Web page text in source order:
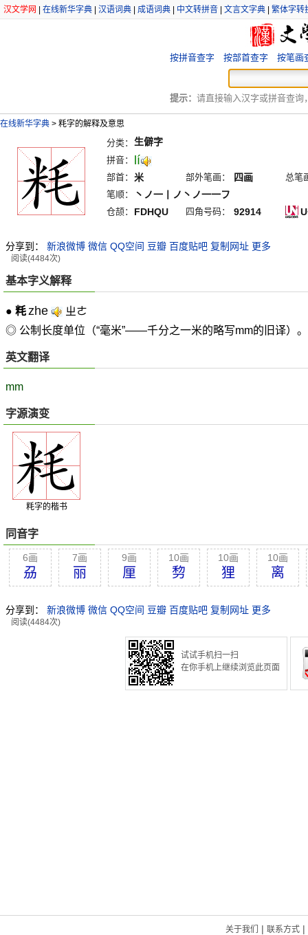
汉文学网 在线新华字典 汉语词典 成语词典 中文转拼音 文言文字典 繁体字转
按拼音查字 按部首查字 按笔画
提示： 请直接输入汉字或拼音查询
在线新华字典 > 粍字的解释及意思
分类： 生僻字
拼音： lí
部首： 米 部外笔画： 四画
总笔
笔顺：
丶ノ一丨ノ丶ノ一一フ
仓颉： FDHQU 四角号码： 92914
分享到： 新浪微博 微信 QQ空间 豆瓣 百度贴吧 复制网址 更多
阅读(4484次)
基本字义解释
● 粍zhe
ㄓㄜ
◎ 公制长度单位（“毫米”――千分之一米的略写mm的旧译）。
英文翻译
mm
字源演变
粍字的楷书
同音字
6画
刕
7画
丽
9画
厘
10画
剓
10画
狸
10画
离
分享到： 新浪微博 微信 QQ空间 豆瓣 百度贴吧 复制网址 更多
阅读(4484次)
试试手机扫一扫
在你手机上继续浏览此页面
关于我们 | 联系方式|